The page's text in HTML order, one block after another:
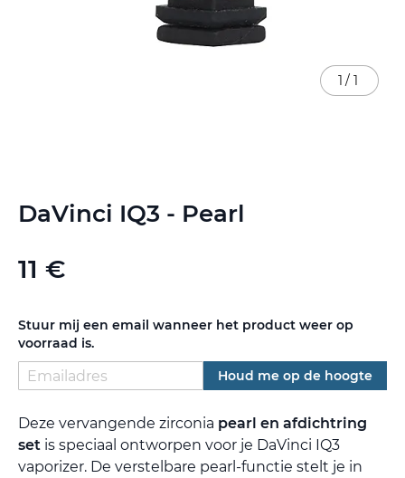
DaVinci IQ3 - Pearl
11 €
Stuur mij een email wanneer het product weer op
voorraad is.
Houd me op de hoogte
Deze vervangende zirconia pearl en afdichtring
set is speciaal ontworpen voor je DaVinci IQ3
vaporizer. De verstelbare pearl-functie stelt je in
1 / 1
naar
van
gallerij